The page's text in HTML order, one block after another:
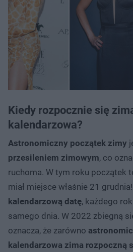
Kiedy rozpocznie się
kalendarzowa?
Astronomiczny początek zimy
przesileniem zimowym, co
ruchoma. W tym roku początek
miał miejsce właśnie 21
kalendarzową datę, każdego
samego dnia. W 2022 zbiegną
oznacza, że zarówno
kalendarzowa zima rozpoczną